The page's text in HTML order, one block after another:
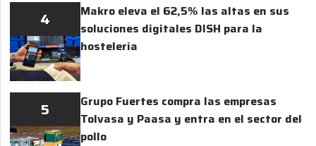
4
Makro eleva el 62,5% las altas en sus
soluciones digitales DISH para la
hostelería
5
Grupo Fuertes compra las empresas
Tolvasa y Paasa y entra en el sector del
pollo